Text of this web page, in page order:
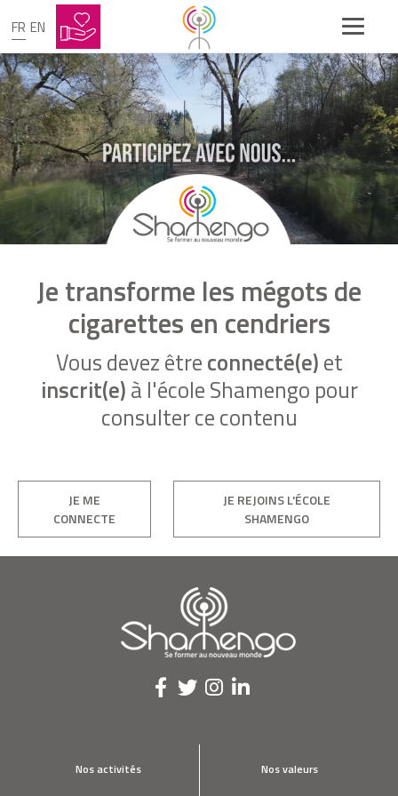
FR EN
Je transforme les mégots de
cigarettes en cendriers
Vous devez êtreconnecté(e)et
inscrit(e)à l'école Shamengo pour
consulter ce contenu
JE ME
CONNECTE
JE REJOINS L'ÉCOLE
SHAMENGO
Nos activités Nos valeurs